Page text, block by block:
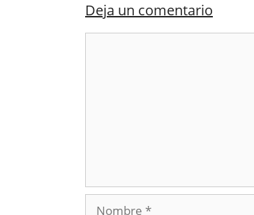
Deja un comentario
Nombre